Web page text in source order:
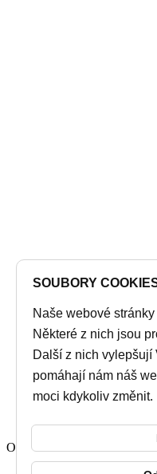
Ordering
SOUBORY
Naše webové
Některé z nich jsou
Další z nich vylepšují
pomáhají nám náš
moci kdykoliv změnit.